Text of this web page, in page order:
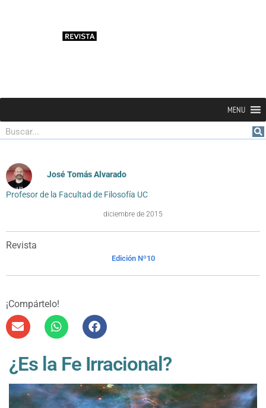
MENU
Buscar
José Tomás Alvarado
Profesor de la Facultad de Filosofía UC
diciembre de 2015
Revista
Edición Nº10
¡Compártelo!
¿Es la Fe Irracional?